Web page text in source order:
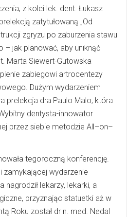
z kolei lek. dent. Łukasz
zatytułowaną „Od
zgryzu po zaburzenia stawu
jak planować, aby uniknąć
Marta Siewert-Gutowska
zabiegowi artrocentezy
Dużym wydarzeniem
prelekcja dra Paulo Malo, która
dentysta-innowator
przez siebie metodzie All–on–
tegoroczną konferencję.
zamykającej wydarzenie
lekarzy, lekarki, a
przyznając statuetki aż w
Roku został dr n. med. Nedal